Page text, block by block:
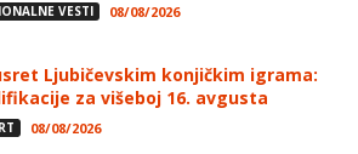
VESTI 08/08/2026
Ljubičevskim konjičkim igrama:
za višeboj 16. avgusta
08/08/2026